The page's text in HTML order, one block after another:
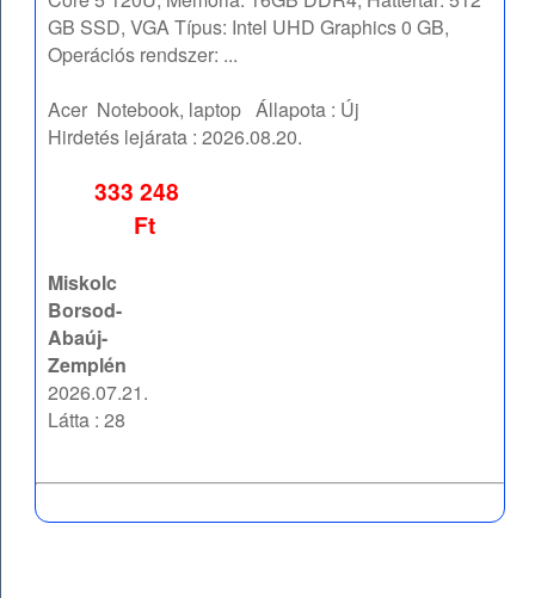
GB SSD, VGA Típus: Intel UHD Graphics 0 GB,
Operációs rendszer: ...
Acer Notebook, laptop Állapota : Új
Hirdetés lejárata :2026.08.20.
333 248
Ft
Miskolc
Borsod-
Abaúj-
Zemplén
2026.07.21.
Látta : 28